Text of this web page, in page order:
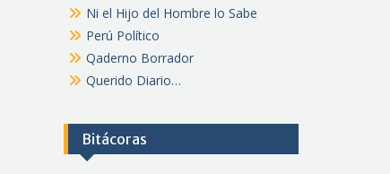
Ni el Hijo del Hombre lo Sabe
Perú Político
Qaderno Borrador
Querido Diario…
Bitácoras